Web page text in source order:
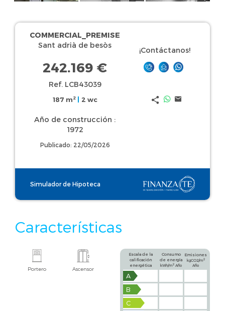
COMMERCIAL_PREMISE
Sant adrià de besòs
242.169 €
Ref. LCB43039
187 m2 2 wc
Año de construcción :
1972
Publicado: 22/05/2026
¡Contáctanos!
Simulador de Hipoteca
Características
Portero Ascensor
Escala de la
calificación
energética
Consumo
de energía
kWh/m2 Año
Emisiones
kgCO2/m 2
Año
A
B
C